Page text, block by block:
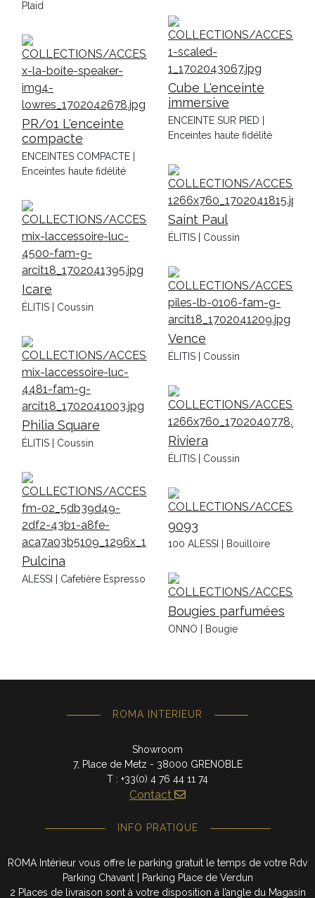
Plaid
Cube L'enceinte
immersive
ENCEINTE SUR PIED |
Enceintes haute fidélité
PR/01 L'enceinte
compacte
ENCEINTES COMPACTE |
Enceintes haute fidélité
Saint Paul
ÉLITIS | Coussin
Icare
ÉLITIS | Coussin
Vence
ÉLITIS | Coussin
Philia Square
ÉLITIS | Coussin Riviera
ÉLITIS | Coussin
Pulcina
ALESSI | Cafetière Espresso
9093
100 ALESSI | Bouilloire
Bougies parfumées
ONNO | Bougie
ROMA INTERIEUR
Showroom
7, Place de Metz - 38000 GRENOBLE
T : +33(0) 4 76 44 11 74
Contact
INFO PRATIQUE
ROMA Intérieur vous offre le parking gratuit le temps de votre Rdv
Parking Chavant | Parking Place de Verdun
2 Places de livraison sont à votre disposition à l’angle du Magasin